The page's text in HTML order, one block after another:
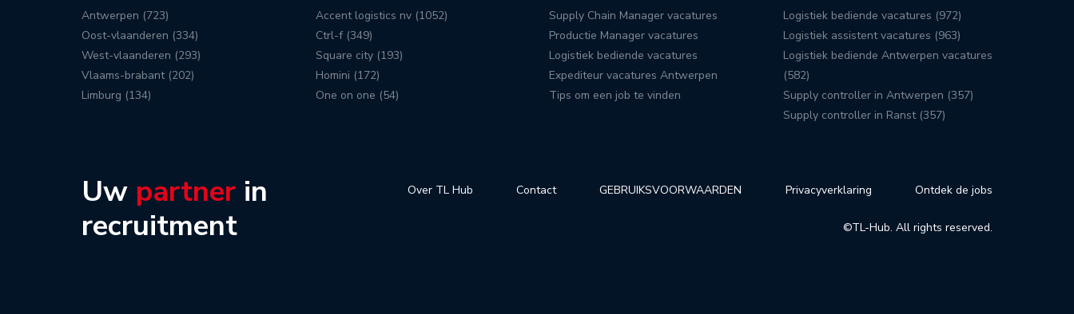
Antwerpen (723)
Oost-vlaanderen (334)
West-vlaanderen (293)
Vlaams-brabant (202)
Limburg (134)
Accent logistics nv (1052)
Ctrl-f (349)
Square city (193)
Homini (172)
One on one (54)
Supply Chain Manager vacatures
Productie Manager vacatures
Logistiek bediende vacatures
Expediteur vacatures Antwerpen
Tips om een job te vinden
Logistiek bediende vacatures (972)
Logistiek assistent vacatures (963)
Logistiek bediende Antwerpen vacatures
(582)
Supply controller in Antwerpen (357)
Supply controller in Ranst (357)
Over TL Hub Contact GEBRUIKSVOORWAARDEN Privacyverklaring Ontdek de jobs
©TL-Hub. All rights reserved.
Uw partner in
recruitment